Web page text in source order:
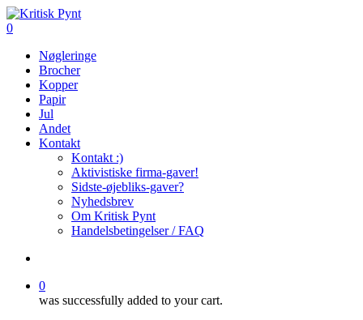
Skip
to
content
search
0
Nøgleringe
Brocher
Kopper
Papir
Jul
Andet
Kontakt
Kontakt :)
Aktivistiske firma-gaver!
Sidste-øjebliks-gaver?
Nyhedsbrev
Om Kritisk Pynt
Handelsbetingelser / FAQ
0
was successfully added to your cart.